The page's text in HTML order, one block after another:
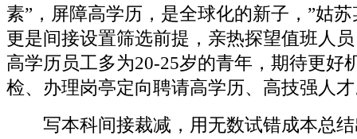
素”，屏障高学历，是全球化的新子，”姑
更是间接设置筛选前提，亲热探望值班人
高学历员工多为20-25岁的青年，期待更好
检、办理岗亭定向聘请高学历、高技强人
写本科间接裁减，用无数试错成本总结